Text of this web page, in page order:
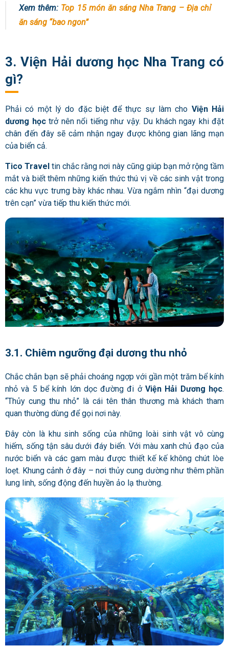
Xem thêm: Top 15 món ăn sáng Nha Trang – Địa chỉ
ăn sáng “bao ngon”
3. Viện Hải dương học Nha Trang có
gì?
Phải có một lý do đặc biệt để thực sự làm cho Viện Hải
dương họctrở nên nổi tiếng như vậy. Du khách ngay khi đặt
chân đến đâysẽ cảm nhận ngay được không gian lãng mạn
của biển cả.
Tico Travel tin chắc rằng nơi này cũng giúp bạn mở rộng tầm
mắt và biết thêm những kiến thức thú vị về các sinh vật trong
các khu vực trưng bày khác nhau. Vừa ngắm nhìn “đại dương
trên cạn” vừa tiếp thu kiến thức mới.
3.1. Chiêm ngưỡng đại dương thu nhỏ
Chắc chắn bạn sẽ phải choáng ngợp với gần một trăm bể kính
nhỏ và 5 bể kính lớn dọc đường đi ởViện Hải Dương học.
“Thủy cung thu nhỏ” là cái tên thân thương mà khách tham
quan thường dùng để gọi nơi này.
Đây còn là khu sinh sống của những loài sinh vật vô cùng
hiếm, sống tận sâu dưới đáy biển. Với màu xanh chủ đạo của
nước biển và các gam màu được thiết kế kế không chút lòe
loẹt. Khung cảnh ở đây – nơi thủy cung dường như thêm phần
lung linh, sống động đến huyền ảo lạ thường.